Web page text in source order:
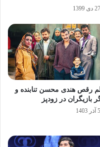
27 دی 1399
رقص هندی محسن تنابنده و
بازیگران در زودپز
5 آذر 1403